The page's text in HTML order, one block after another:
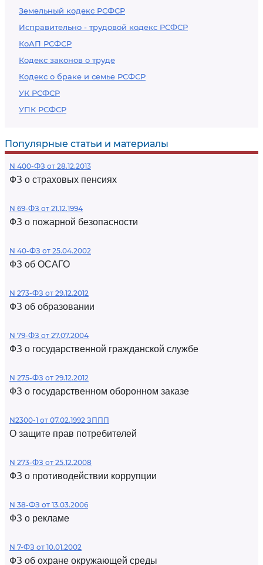
Земельный кодекс РСФСР
Исправительно - трудовой кодекс РСФСР
КоАП РСФСР
Кодекс законов о труде
Кодекс о браке и семье РСФСР
УК РСФСР
УПК РСФСР
Популярные статьи и материалы
N 400-ФЗ от 28.12.2013
ФЗ о страховых пенсиях
N 69-ФЗ от 21.12.1994
ФЗ о пожарной безопасности
N 40-ФЗ от 25.04.2002
ФЗ об ОСАГО
N 273-ФЗ от 29.12.2012
ФЗ об образовании
N 79-ФЗ от 27.07.2004
ФЗ о государственной гражданской службе
N 275-ФЗ от 29.12.2012
ФЗ о государственном оборонном заказе
N2300-1 от 07.02.1992 ЗППП
О защите прав потребителей
N 273-ФЗ от 25.12.2008
ФЗ о противодействии коррупции
N 38-ФЗ от 13.03.2006
ФЗ о рекламе
N 7-ФЗ от 10.01.2002
ФЗ об охране окружающей среды